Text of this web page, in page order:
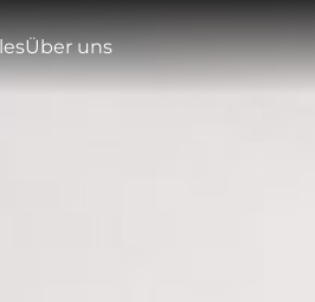
Über uns